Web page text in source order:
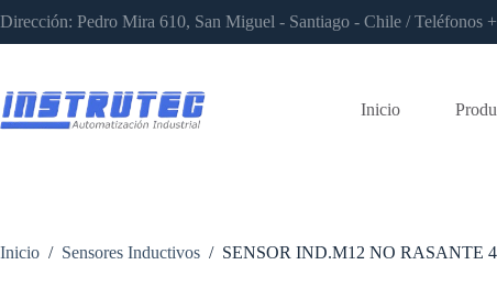
al
contenido
Dirección: Pedro Mira 610, San Miguel - Santiago - Chile / Teléfonos
Inicio
Inicio / Sensores Inductivos / SENSOR IND.M12 NO RASANTE